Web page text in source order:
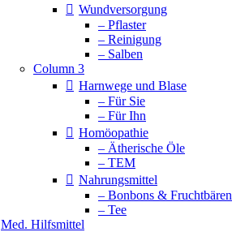
Wundversorgung
– Pflaster
– Reinigung
– Salben
Column 3
Harnwege und Blase
– Für Sie
– Für Ihn
Homöopathie
– Ätherische Öle
– TEM
Nahrungsmittel
– Bonbons & Fruchtbären
– Tee
Med. Hilfsmittel